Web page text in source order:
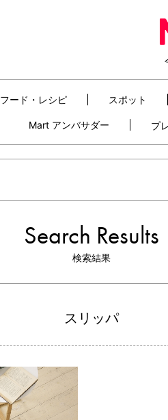
フード・レシピ スポット
Mart アンバサダー プ
Search Results
検索結果
スリッパ